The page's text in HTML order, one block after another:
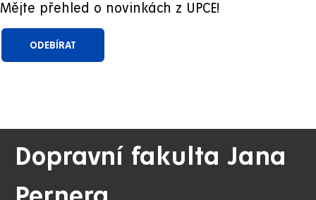
Mějte přehled o novinkách z UPCE!
Dopravní fakulta Jana